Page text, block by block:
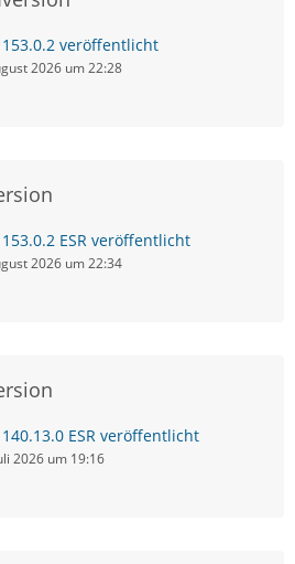
veröffentlicht
2026 um 22:28
ESR veröffentlicht
2026 um 22:34
ESR veröffentlicht
2026 um 19:16